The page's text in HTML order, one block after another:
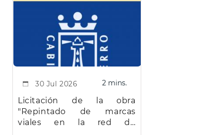
30 Jul 2026 2 mins.
Licitación de la obra
"Repintado de marcas
viales en la red de